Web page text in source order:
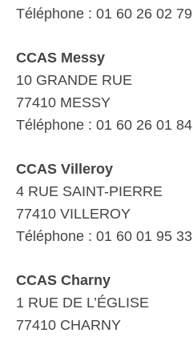
Téléphone : 01 60 26 02 79
CCAS Messy
10 GRANDE RUE
77410 MESSY
Téléphone : 01 60 26 01 84
CCAS Villeroy
4 RUE SAINT-PIERRE
77410 VILLEROY
Téléphone : 01 60 01 95 33
CCAS Charny
1 RUE DE L’ÉGLISE
77410 CHARNY